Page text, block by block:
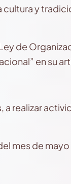
cultura y
de
en su
realizar
mes de